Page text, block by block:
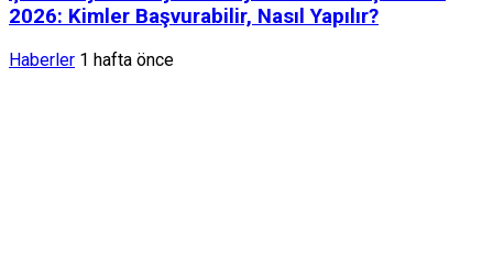
2026: Kimler Başvurabilir, Nasıl Yapılır?
Haberler 1 hafta önce